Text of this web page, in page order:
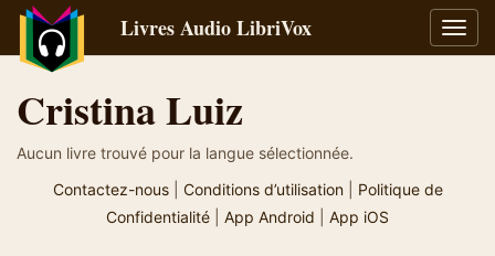
la
Livres Audio LibriVox
Cristina Luiz
Aucun livre trouvé pour la langue sélectionnée.
Contactez-nous| Conditions d’utilisation| Politique de
Confidentialité
App Android App iOS